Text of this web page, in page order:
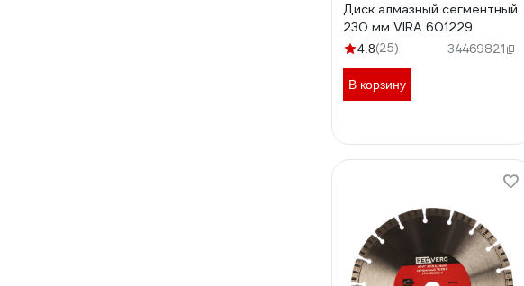
Диск алмазный сегментный
230 мм VIRA 601229
4.8(25) 34469821
В корзину